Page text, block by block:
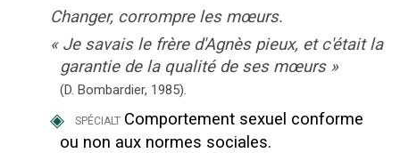
Changer, corrompre les mœurs.
« Je savais le frère d'Agnès pieux, et c'était la
garantie de la qualité de ses mœurs »
(D. Bombardier, 1985).
◈ spécialt Comportement sexuel conforme
ou non aux normes sociales.